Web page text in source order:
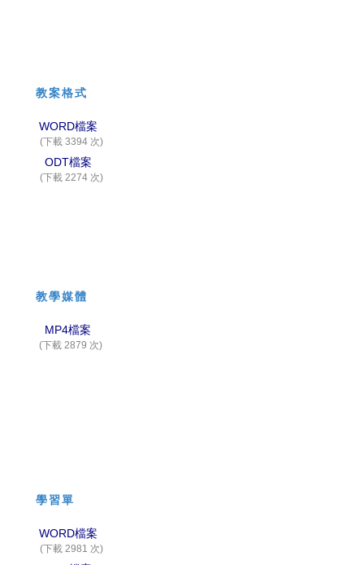
教案格式
WORD檔案
(下載 3394 次)
ODT檔案
(下載 2274 次)
教學媒體
MP4檔案
(下載 2879 次)
學習單
WORD檔案
(下載 2981 次)